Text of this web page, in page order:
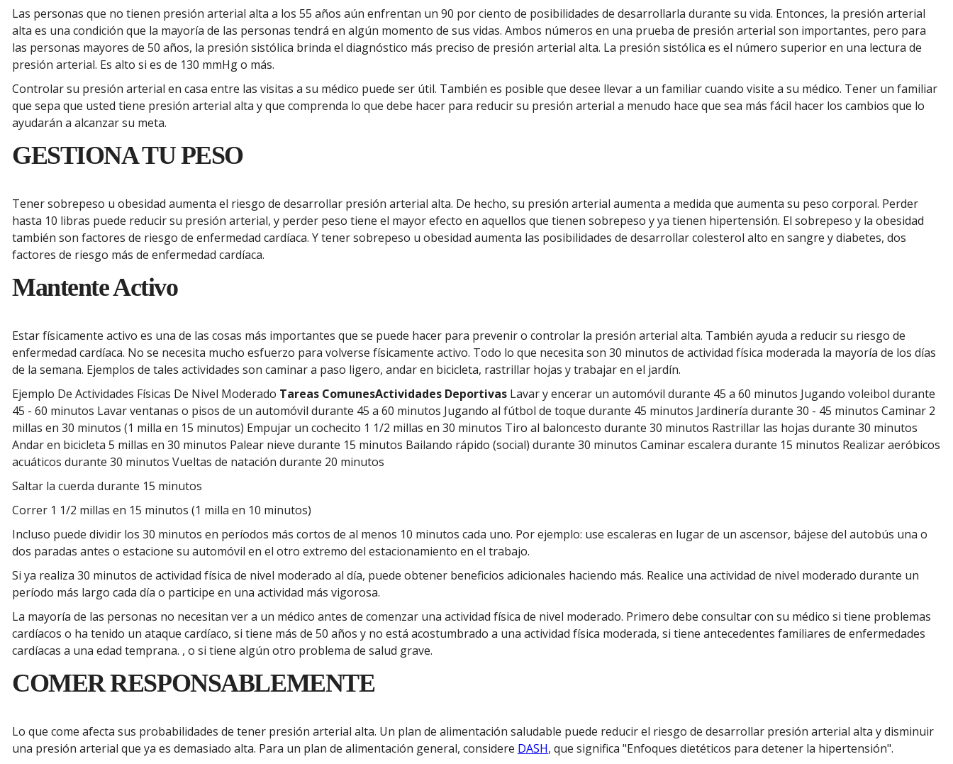
Las personas que no tienen presión arterial alta a los 55 años aún enfrentan un 90 por ciento de posibilidades de desarrollarla durante su vida. Entonces, la presión arterial
alta es una condición que la mayoría de las personas tendrá en algún momento de sus vidas. Ambos números en una prueba de presión arterial son importantes, pero para
las personas mayores de 50 años, la presión sistólica brinda el diagnóstico más preciso de presión arterial alta. La presión sistólica es el número superior en una lectura de
presión arterial. Es alto si es de 130 mmHg o más.
Controlar su presión arterial en casa entre las visitas a su médico puede ser útil. También es posible que desee llevar a un familiar cuando visite a su médico. Tener un familiar
que sepa que usted tiene presión arterial alta y que comprenda lo que debe hacer para reducir su presión arterial a menudo hace que sea más fácil hacer los cambios que lo
ayudarán a alcanzar su meta.
GESTIONA TU PESO
Tener sobrepeso u obesidad aumenta el riesgo de desarrollar presión arterial alta. De hecho, su presión arterial aumenta a medida que aumenta su peso corporal. Perder
hasta 10 libras puede reducir su presión arterial, y perder peso tiene el mayor efecto en aquellos que tienen sobrepeso y ya tienen hipertensión. El sobrepeso y la obesidad
también son factores de riesgo de enfermedad cardíaca. Y tener sobrepeso u obesidad aumenta las posibilidades de desarrollar colesterol alto en sangre y diabetes, dos
factores de riesgo más de enfermedad cardíaca.
Mantente Activo
Estar físicamente activo es una de las cosas más importantes que se puede hacer para prevenir o controlar la presión arterial alta. También ayuda a reducir su riesgo de
enfermedad cardíaca. No se necesita mucho esfuerzo para volverse físicamente activo. Todo lo que necesita son 30 minutos de actividad física moderada la mayoría de los días
de la semana. Ejemplos de tales actividades son caminar a paso ligero, andar en bicicleta, rastrillar hojas y trabajar en el jardín.
Ejemplo De Actividades Físicas De Nivel Moderado Tareas ComunesActividades Deportivas Lavar y encerar un automóvil durante 45 a 60 minutos Jugando voleibol durante
45 - 60 minutos Lavar ventanas o pisos de un automóvil durante 45 a 60 minutos Jugando al fútbol de toque durante 45 minutos Jardinería durante 30 - 45 minutos Caminar 2
millas en 30 minutos (1 milla en 15 minutos) Empujar un cochecito 1 1/2 millas en 30 minutos Tiro al baloncesto durante 30 minutos Rastrillar las hojas durante 30 minutos
Andar en bicicleta 5 millas en 30 minutos Palear nieve durante 15 minutos Bailando rápido (social) durante 30 minutos Caminar escalera durante 15 minutos Realizar aeróbicos
acuáticos durante 30 minutos Vueltas de natación durante 20 minutos
Saltar la cuerda durante 15 minutos
Correr 1 1/2 millas en 15 minutos (1 milla en 10 minutos)
Incluso puede dividir los 30 minutos en períodos más cortos de al menos 10 minutos cada uno. Por ejemplo: use escaleras en lugar de un ascensor, bájese del autobús una o
dos paradas antes o estacione su automóvil en el otro extremo del estacionamiento en el trabajo.
Si ya realiza 30 minutos de actividad física de nivel moderado al día, puede obtener beneficios adicionales haciendo más. Realice una actividad de nivel moderado durante un
período más largo cada día o participe en una actividad más vigorosa.
La mayoría de las personas no necesitan ver a un médico antes de comenzar una actividad física de nivel moderado. Primero debe consultar con su médico si tiene problemas
cardíacos o ha tenido un ataque cardíaco, si tiene más de 50 años y no está acostumbrado a una actividad física moderada, si tiene antecedentes familiares de enfermedades
cardíacas a una edad temprana. , o si tiene algún otro problema de salud grave.
COMER RESPONSABLEMENTE
Lo que come afecta sus probabilidades de tener presión arterial alta. Un plan de alimentación saludable puede reducir el riesgo de desarrollar presión arterial alta y disminuir
una presión arterial que ya es demasiado alta. Para un plan de alimentación general, considere DASH, que significa "Enfoques dietéticos para detener la hipertensión".